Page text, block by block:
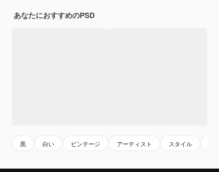
あなたにおすすめのPSD
黒 白い ビンテージ アーティスト スタイル